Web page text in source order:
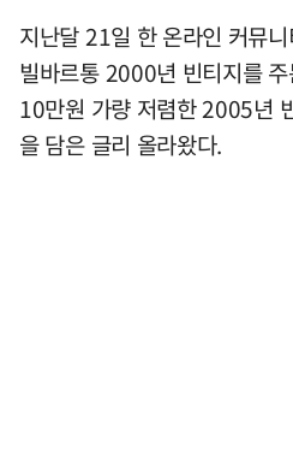
지난달 21일 한 온라인 커뮤
빌바르통 2000년 빈티지를
10만원 가량 저렴한 2005년
을 담은 글리 올라왔다.